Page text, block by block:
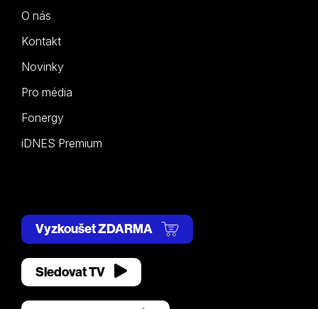
O nás
Kontakt
Novinky
Pro média
Fonergy
iDNES Premium
Vyzkoušet ZDARMA
Sledovat TV